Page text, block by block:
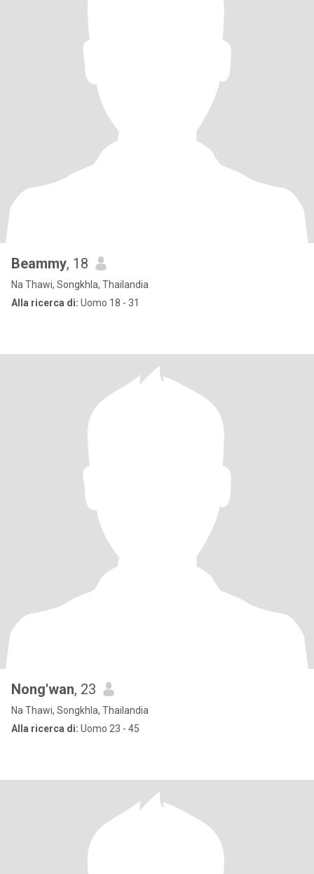
Beammy, 18
Na Thawi, Songkhla, Thailandia
Alla ricerca di: Uomo 18 - 31
Nong'wan, 23
Na Thawi, Songkhla, Thailandia
Alla ricerca di: Uomo 23 - 45